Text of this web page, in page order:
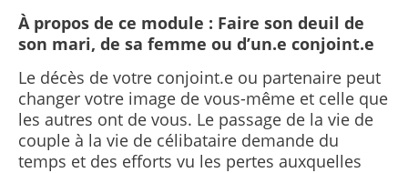
À propos de ce module : Faire son deuil de
son mari, de sa femme ou d’un.e conjoint.e
Le décès de votre conjoint.e ou partenaire peut
changer votre image de vous-même et celle que
les autres ont de vous. Le passage de la vie de
couple à la vie de célibataire demande du
temps et des efforts vu les pertes auxquelles